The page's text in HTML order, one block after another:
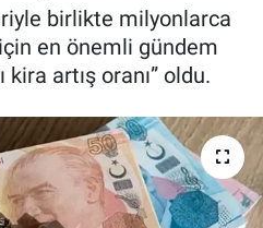
birlikte milyonlarca
en önemli gündem
kira artış oranı” oldu.